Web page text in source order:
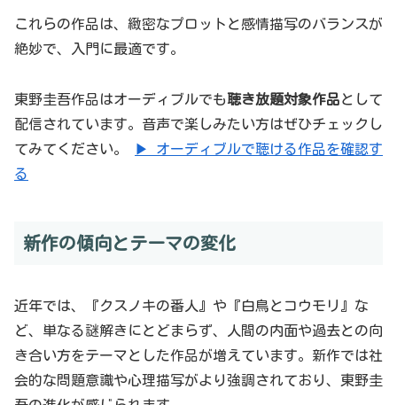
これらの作品は、緻密なプロットと感情描写のバランスが
絶妙で、入門に最適です。
東野圭吾作品はオーディブルでも聴き放題対象作品として
配信されています。音声で楽しみたい方はぜひチェックし
てみてください。
▶ オーディブルで聴ける作品を確認す
る
新作の傾向とテーマの変化
近年では、『クスノキの番人』や『白鳥とコウモリ』な
ど、単なる謎解きにとどまらず、人間の内面や過去との向
き合い方をテーマとした作品が増えています。新作では社
会的な問題意識や心理描写がより強調されており、東野圭